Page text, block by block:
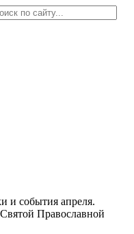
и события апреля.
Православной